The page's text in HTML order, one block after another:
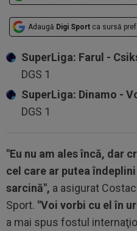
Adaugă Digi Sport ca sursă
SuperLiga: Farul -
DGS 1
SuperLiga: Dinamo -
DGS 1
"Eu nu am ales încă, dar
cel care ar putea
sarcină", a asigurat
Sport. "Voi vorbi cu el în
a mai spus fostul